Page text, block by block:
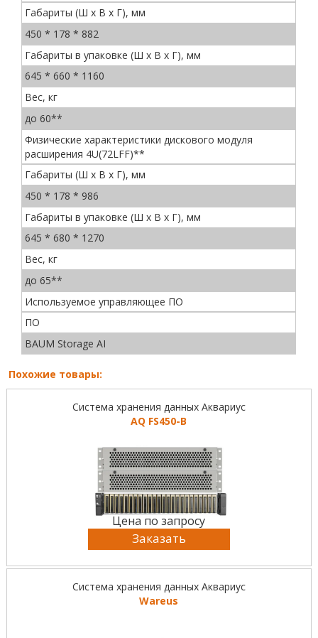
Габариты (Ш x В x Г), мм
450 * 178 * 882
Габариты в упаковке (Ш x В x Г), мм
645 * 660 * 1160
Вес, кг
до 60**
Физические характеристики дискового модуля
расширения 4U(72LFF)**
Габариты (Ш x В x Г), мм
450 * 178 * 986
Габариты в упаковке (Ш x В x Г), мм
645 * 680 * 1270
Вес, кг
до 65**
Используемое управляющее ПО
ПО
BAUM Storage AI
Похожие товары:
Система хранения данных Аквариус
AQ FS450-B
Цена по запросу
Заказать
Система хранения данных Аквариус
Wareus